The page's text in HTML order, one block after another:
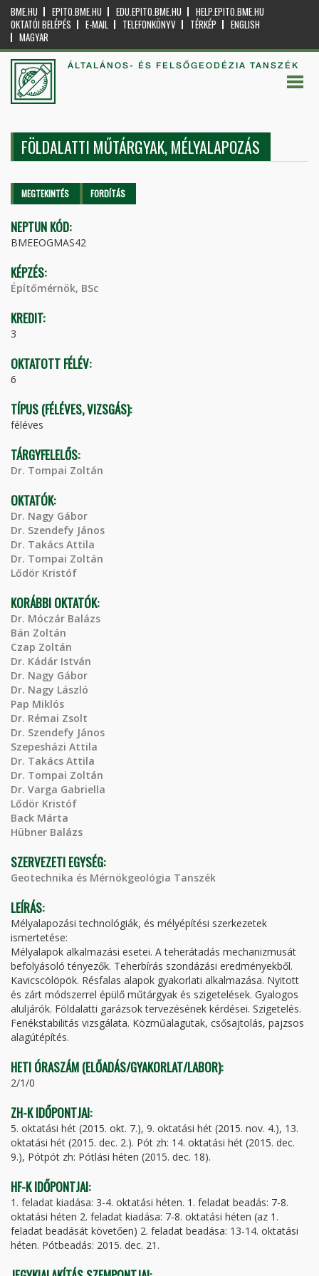
BME.HU EPITO.BME.HU EDU.EPITO.BME.HU
HELP.EPITO.BME.HU
OKTATÓI BELÉPÉS
E-MAIL TELEFONKÖNYV TÉRKÉP
ENGLISH
MAGYAR
ÁLTALÁNOS- ÉS FELSŐGEODÉZIA TANSZÉK
FÖLDALATTI MŰTÁRGYAK, MÉLYALAPOZÁS
Elsődleges fülek
MEGTEKINTÉS (AKTÍVFORDÍTÁS
NEPTUN KÓD:
BMEEOGMAS42
KÉPZÉS:
Építőmérnök, BSc
KREDIT:
3
OKTATOTT FÉLÉV:
6
TÍPUS (FÉLÉVES, VIZSGÁS):
féléves
TÁRGYFELELŐS:
Dr. Tompai Zoltán
OKTATÓK:
Dr. Nagy Gábor
Dr. Szendefy János
Dr. Takács Attila
Dr. Tompai Zoltán
Lődör Kristóf
KORÁBBI OKTATÓK:
Dr. Móczár Balázs
Bán Zoltán
Czap Zoltán
Dr. Kádár István
Dr. Nagy Gábor
Dr. Nagy László
Pap Miklós
Dr. Rémai Zsolt
Dr. Szendefy János
Szepesházi Attila
Dr. Takács Attila
Dr. Tompai Zoltán
Dr. Varga Gabriella
Lődör Kristóf
Back Márta
Hübner Balázs
SZERVEZETI EGYSÉG:
Geotechnika és Mérnökgeológia Tanszék
LEÍRÁS:
Mélyalapozási technológiák, és mélyépítési szerkezetek
ismertetése:
Mélyalapok alkalmazási esetei. A teherátadás mechanizmusát
befolyásoló tényezők. Teherbírás szondázási eredményekből.
Kavicscölöpök. Résfalas alapok gyakorlati alkalmazása. Nyitott
és zárt módszerrel épülő műtárgyak és szigetelések. Gyalogos
aluljárók. Földalatti garázsok tervezésének kérdései. Szigetelés.
Fenékstabilitás vizsgálata. Közműalagutak, csősajtolás, pajzsos
alagútépítés.
HETI ÓRASZÁM (ELŐADÁS/GYAKORLAT/LABOR):
2/1/0
ZH-K IDŐPONTJAI:
5. oktatási hét (2015. okt. 7.), 9. oktatási hét (2015. nov. 4.), 13.
oktatási hét (2015. dec. 2.). Pót zh: 14. oktatási hét (2015. dec.
9.), Pótpót zh: Pótlási héten (2015. dec. 18).
HF-K IDŐPONTJAI:
1. feladat kiadása: 3-4. oktatási héten. 1. feladat beadás: 7-8.
oktatási héten 2. feladat kiadása: 7-8. oktatási héten (az 1.
feladat beadását követően) 2. feladat beadása: 13-14. oktatási
héten. Pótbeadás: 2015. dec. 21.